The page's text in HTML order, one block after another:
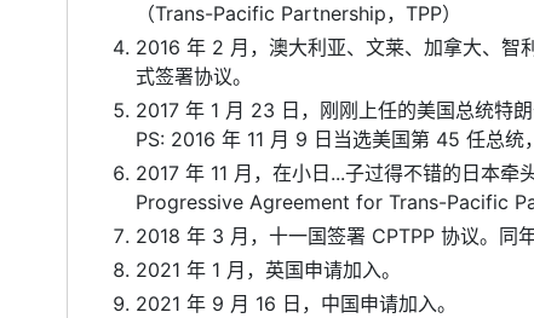
（Trans-Pacific Partnership，TPP）
2016 年 2 月，澳大利亚、文莱、加拿大、智
式签署协议。
2017 年 1 月 23 日，刚刚上任的美国总统特
PS: 2016 年 11 月 9 日当选美国第 45 任总统
2017 年 11 月，在小日...子过得不错的日本
Progressive Agreement for Trans-Pacific
2018 年 3 月，十一国签署 CPTPP 协议。同
2021 年 1 月，英国申请加入。
2021 年 9 月 16 日，中国申请加入。